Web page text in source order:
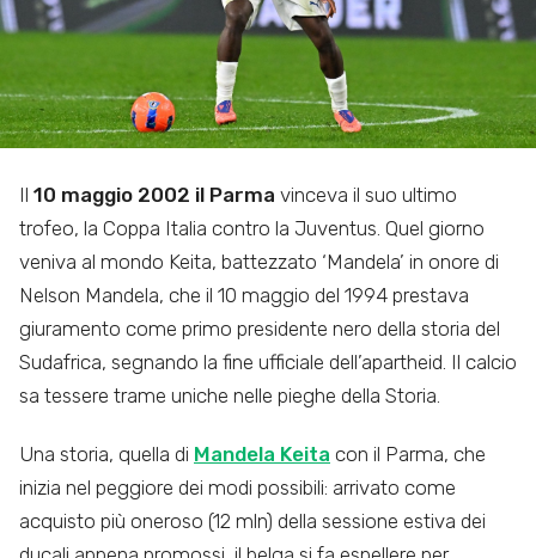
Il 10 maggio 2002 il Parma vinceva il suo ultimo
trofeo, la Coppa Italia contro la Juventus. Quel giorno
veniva al mondo Keita, battezzato ‘Mandela’ in onore di
Nelson Mandela, che il 10 maggio del 1994 prestava
giuramento come primo presidente nero della storia del
Sudafrica, segnando la fine ufficiale dell’apartheid. Il calcio
sa tessere trame uniche nelle pieghe della Storia.
Una storia, quella di Mandela Keita con il Parma, che
inizia nel peggiore dei modi possibili: arrivato come
acquisto più oneroso (12 mln) della sessione estiva dei